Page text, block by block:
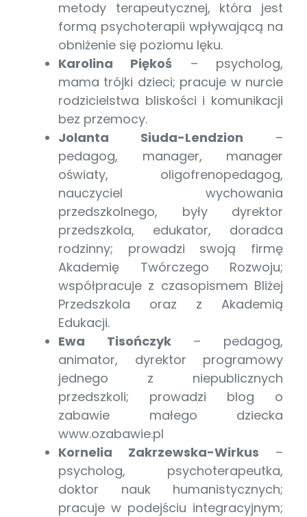
metody terapeutycznej, która jest
formą psychoterapii wpływającą na
obniżenie się poziomu lęku.
Karolina Piękoś – psycholog,
mama trójki dzieci; pracuje w nurcie
rodzicielstwa bliskości i komunikacji
bez przemocy.
Jolanta Siuda-Lendzion –
pedagog, manager, manager
oświaty, oligofrenopedagog,
nauczyciel wychowania
przedszkolnego, były dyrektor
przedszkola, edukator, doradca
rodzinny; prowadzi swoją firmę
Akademię Twórczego Rozwoju;
współpracuje z czasopismem Bliżej
Przedszkola oraz z Akademią
Edukacji.
Ewa Tisończyk– pedagog,
animator, dyrektor programowy
jednego z niepublicznych
przedszkoli; prowadzi blog o
zabawie małego dziecka
www.ozabawie.pl
Kornelia Zakrzewska-Wirkus –
psycholog, psychoterapeutka,
doktor nauk humanistycznych;
pracuje w podejściu integracyjnym;